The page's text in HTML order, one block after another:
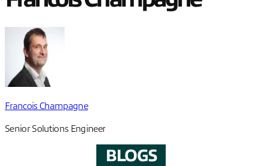
Francois Champagne
Senior Solutions Engineer
BLOGS